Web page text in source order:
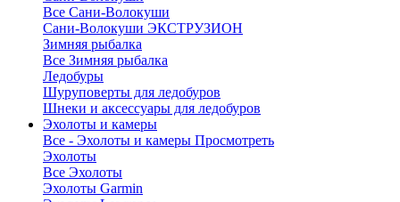
Все Сани-Волокуши
Сани-Волокуши ЭКСТРУЗИОН
Зимняя рыбалка
Все Зимняя рыбалка
Ледобуры
Шуруповерты для ледобуров
Шнеки и аксессуары для ледобуров
Эхолоты и камеры
Все - Эхолоты и камеры Просмотреть
Эхолоты
Все Эхолоты
Эхолоты Garmin